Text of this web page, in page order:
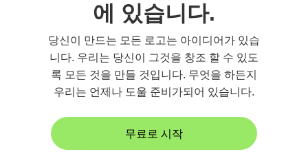
에 있습니다.
당신이 만드는 모든 로고는 아이디어가 있습
니다. 우리는 당신이 그것을 창조 할 수 있도
록 모든 것을 만들 것입니다. 무엇을 하든지
우리는 언제나 도울 준비가되어 있습니다.
무료로 시작